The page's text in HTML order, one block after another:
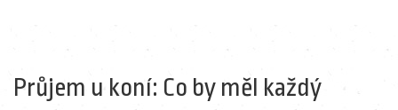
Průjem u koní: Co by měl každý